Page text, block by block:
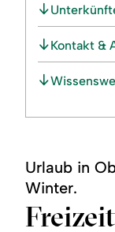
Kontakt &
Urlaub in
Winter.